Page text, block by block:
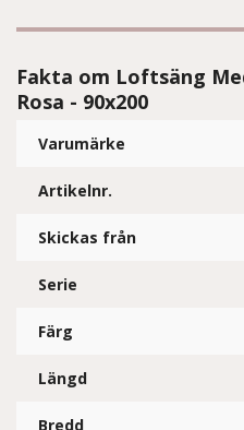
Fakta om Loftsäng
Rosa - 90x200
Varumärke
Artikelnr.
Skickas från
Serie
Färg
Längd
Bredd